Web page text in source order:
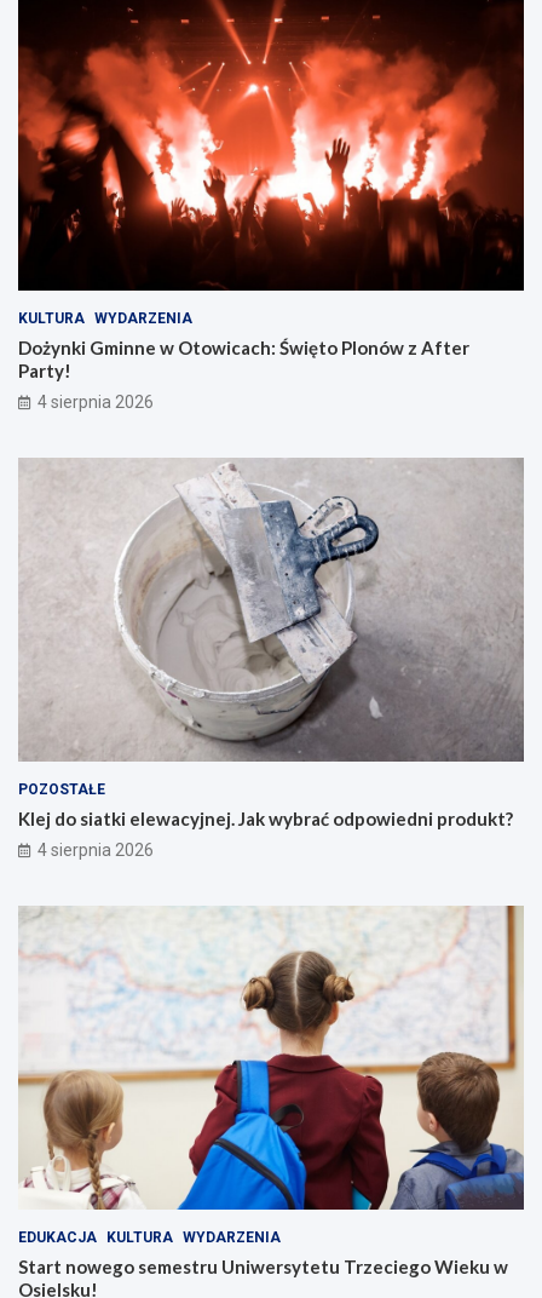
KULTURA WYDARZENIA
Dożynki Gminne w Otowicach: Święto Plonów z After
Party!
4 sierpnia 2026
POZOSTAŁE
Klej do siatki elewacyjnej. Jak wybrać odpowiedni produkt?
4 sierpnia 2026
EDUKACJA KULTURA WYDARZENIA
Start nowego semestru Uniwersytetu Trzeciego Wieku w
Osielsku!